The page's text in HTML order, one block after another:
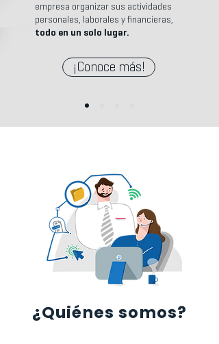
empresa organizar sus actividades
personales, laborales y financieras,
todo en un solo lugar.
¡Conoce más!
¿Quiénes somos?